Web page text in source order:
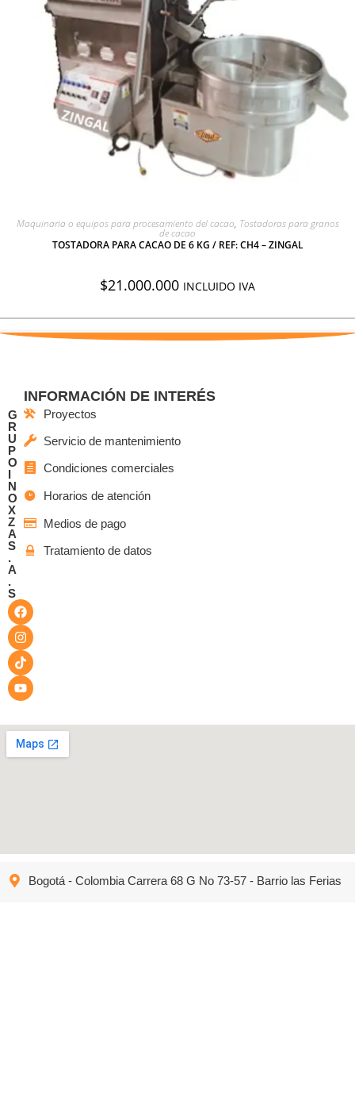
AGREGAR A COTIZACIÓN
Maquinaria o equipos para procesamiento del cacao, Tostadoras para granos
de cacao
TOSTADORA PARA CACAO DE 6 KG / REF: CH4 – ZINGAL
$21.000.000 INCLUIDO IVA
G
R
U
P
O
I
N
O
X
Z
A
S
.
A
.
S
INFORMACIÓN DE INTERÉS
Proyectos
Servicio de mantenimiento
Condiciones comerciales
Horarios de atención
Medios de pago
Tratamiento de datos
Bogotá - Colombia Carrera 68 G No 73-57 - Barrio las Ferias